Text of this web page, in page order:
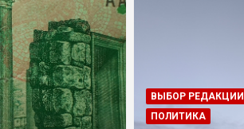
ВЫБОР РЕДАКЦИИ
ПОЛИТИКА